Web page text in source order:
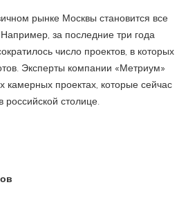
рынке Москвы становится все
за последние три года
число проектов, в которых
Эксперты компании «Метриум»
камерных проектах, которые сейчас
столице.